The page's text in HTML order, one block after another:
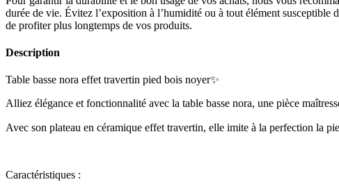
durée de vie. Évitez l’exposition à l’humidité ou à tout élément
de profiter plus longtemps de vos produits.
Description
Table basse nora effet travertin pied bois noyer✨
Alliez élégance et fonctionnalité avec la table basse nora, une pièce
Avec son plateau en céramique effet travertin, elle imite à la perfection la
Caractéristiques :